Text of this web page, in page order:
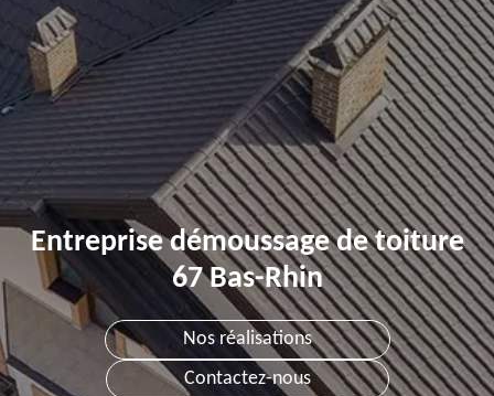
Entreprise démoussage de toiture
67 Bas-Rhin
Nos réalisations
Contactez-nous